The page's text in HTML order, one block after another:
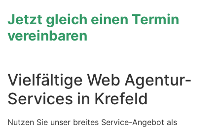
Jetzt gleich einen Termin
vereinbaren
Vielfältige Web Agentur-
Services in Krefeld
Nutzen Sie unser breites Service-Angebot als